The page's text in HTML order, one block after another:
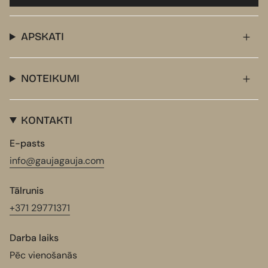
APSKATI
NOTEIKUMI
KONTAKTI
E-pasts
info@gaujagauja.com
Tālrunis
+371 29771371
Darba laiks
Pēc vienošanās